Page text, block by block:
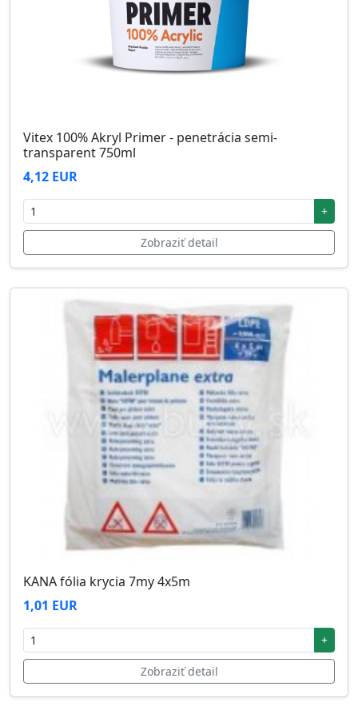
Vitex 100% Akryl Primer - penetrácia semi-
transparent 750ml
4,12 EUR
+
Zobraziť detail
KANA fólia krycia 7my 4x5m
1,01 EUR
+
Zobraziť detail